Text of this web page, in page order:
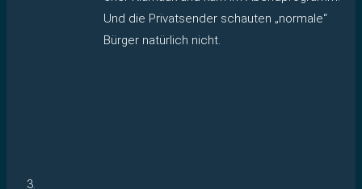
Und die Privatsender schauten „normale“
Bürger natürlich nicht.